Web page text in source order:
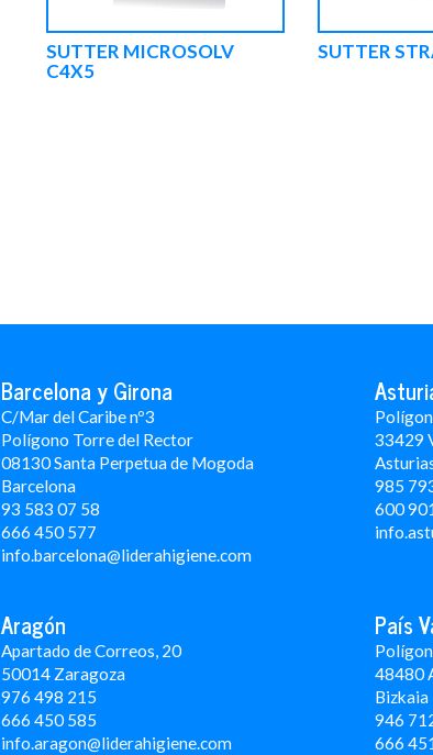
SUTTER MICROSOLV
C4X5
SUTTER
Barcelona y Girona
C/Mar del Caribe nº3
Polígono Torre del Rector
08130 Santa Perpetua de Mogoda
Barcelona
93 583 07 58
666 450 577
info.barcelona@liderahigiene.com
33429
985
600
Aragón
Apartado de Correos, 20
50014 Zaragoza
976 498 215
666 450 585
info.aragon@liderahigiene.com
País
48480
Bizkaia
946
666